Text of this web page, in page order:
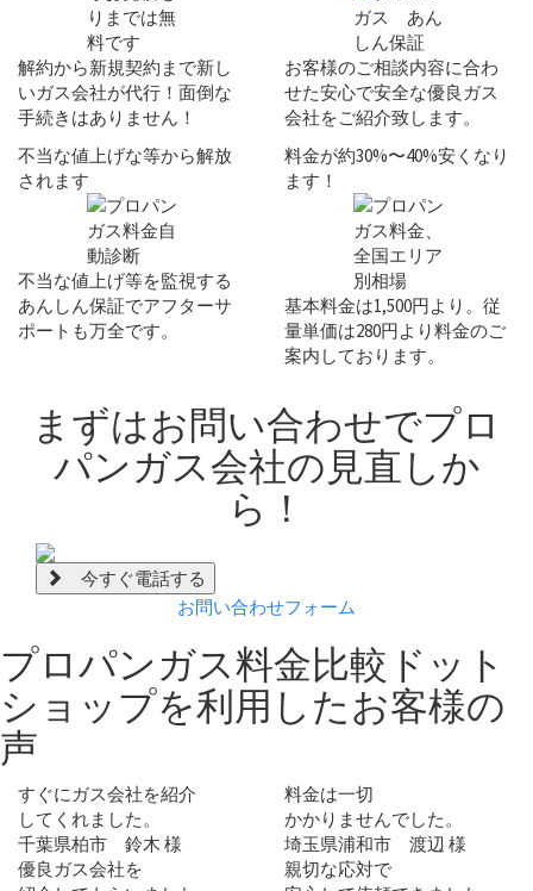
解約から新規契約まで新し
いガス会社が代行！ 面倒な
手続きはありません！
お客様のご相談内容に合わ
せた安心で安全な優良ガス
会社をご紹介致します。
不当な値上げな等から解放
されます
不当な値上げ等を監視する
あんしん保証でアフターサ
ポートも万全です。
料金が約30%〜40%安くなり
ます！
基本料金は1,500円より。従
量単価は280円より料金のご
案内しております。
まずはお問い合わせでプロ
パンガス会社の見直しか
ら！
今すぐ電話する
お問い合わせフォーム
プロパンガス料金比較ドット
ショップを利用したお客様の
声
すぐにガス会社を紹介
してくれました。
千葉県柏市 鈴木 様
料金は一切
かかりませんでした。
埼玉県浦和市 渡辺 様
優良ガス会社を
親切な応対で